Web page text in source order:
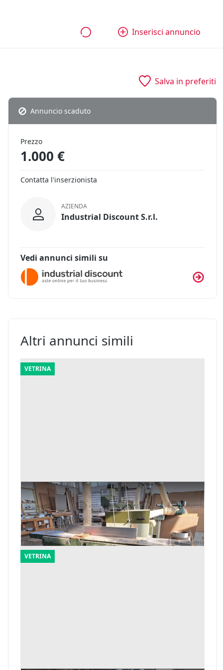
Inserisci annuncio
Salva in preferiti
Annuncio scaduto
Prezzo
1.000 €
Contatta l'inserzionista
AZIENDA
Industrial Discount S.r.l.
Vedi annunci simili su
Altri annunci simili
VETRINA
1#10108 Macchinari per falegnameria
Monsano (Ancona)
Offerta minima
2.888 €
VETRINA